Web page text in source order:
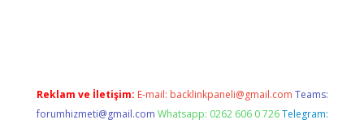
Reklam ve İletişim: E-mail: backlinkpaneli@gmail.com Teams:
forumhizmeti@gmail.com Whatsapp: 0262 606 0 726 Telegram: